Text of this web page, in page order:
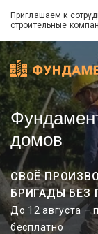
Приглашаем к
строительные
домов
СВОЁ
БРИГАДЫ БЕЗ
До 12 августа –
бесплатно